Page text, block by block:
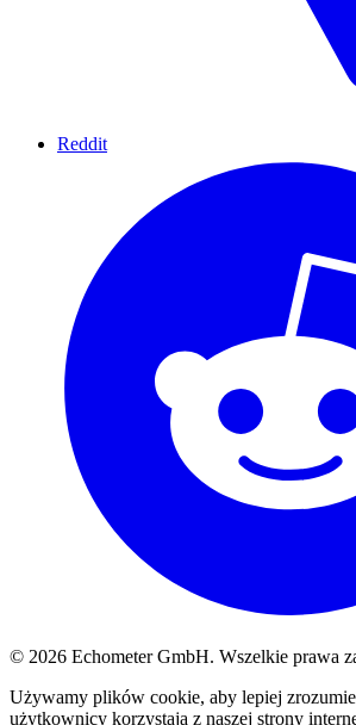
Reddit
© 2026 Echometer GmbH. Wszelkie prawa
Używamy plików cookie, aby lepiej
użytkownicy korzystają z naszej strony